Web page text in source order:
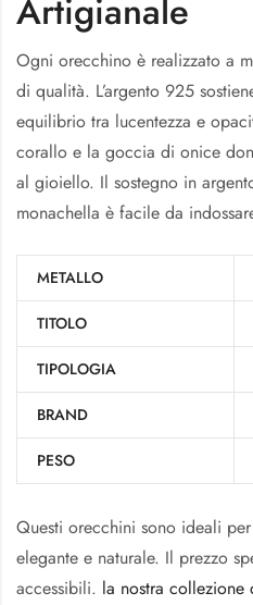
Artigianale
Ogni orecchino è realizzato a
di qualità. L’argento 925
equilibrio tra lucentezza e
corallo e la goccia di onice
al gioiello. Il sostegno in
monachella è facile da
METALLO
TITOLO
TIPOLOGIA
BRAND
PESO
Questi orecchini sono ideali
elegante e naturale. Il prezzo
accessibili. la nostra